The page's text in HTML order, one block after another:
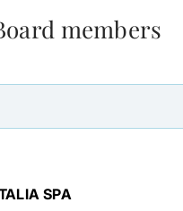
members
SPA